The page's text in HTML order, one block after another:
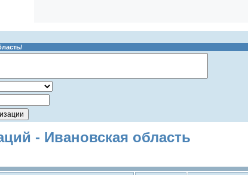
- Ивановская область